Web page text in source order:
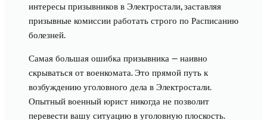
интересы призывников в Электростали, заставляя
призывные комиссии работать строго по Расписанию
болезней.
Самая большая ошибка призывника — наивно
скрываться от военкомата. Это прямой путь к
возбуждению уголовного дела в Электростали.
Опытный военный юрист никогда не позволит
перевести вашу ситуацию в уголовную плоскость.